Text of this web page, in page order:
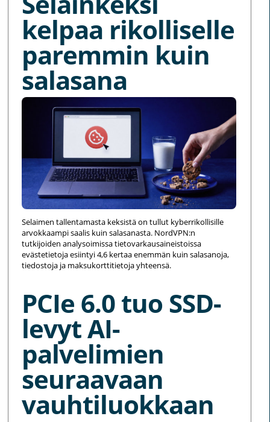
kelpaa rikolliselle
paremmin kuin
salasana
Selaimen tallentamasta keksistä on tullut kyberrikollisille
arvokkaampi saalis kuin salasanasta. NordVPN:n
tutkijoiden analysoimissa tietovarkausaineistoissa
evästetietoja esiintyi 4,6 kertaa enemmän kuin salasanoja,
tiedostoja ja maksukorttitietoja yhteensä.
PCIe 6.0 tuo SSD-
levyt AI-
palvelimien
seuraavaan
vauhtiluokkaan